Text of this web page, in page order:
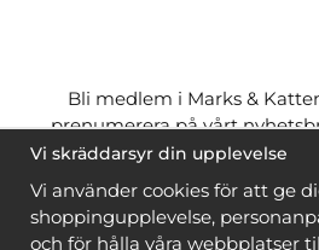
Bli medlem i Marks &
prenumerera på vårt
ner många mönstergratisoch
när du handlar garn till
är
gratis när du är
Vi skräddarsyr din upplevelse
Vi använder cookies för att ge
shoppingupplevelse,
och för hålla våra webbplatser